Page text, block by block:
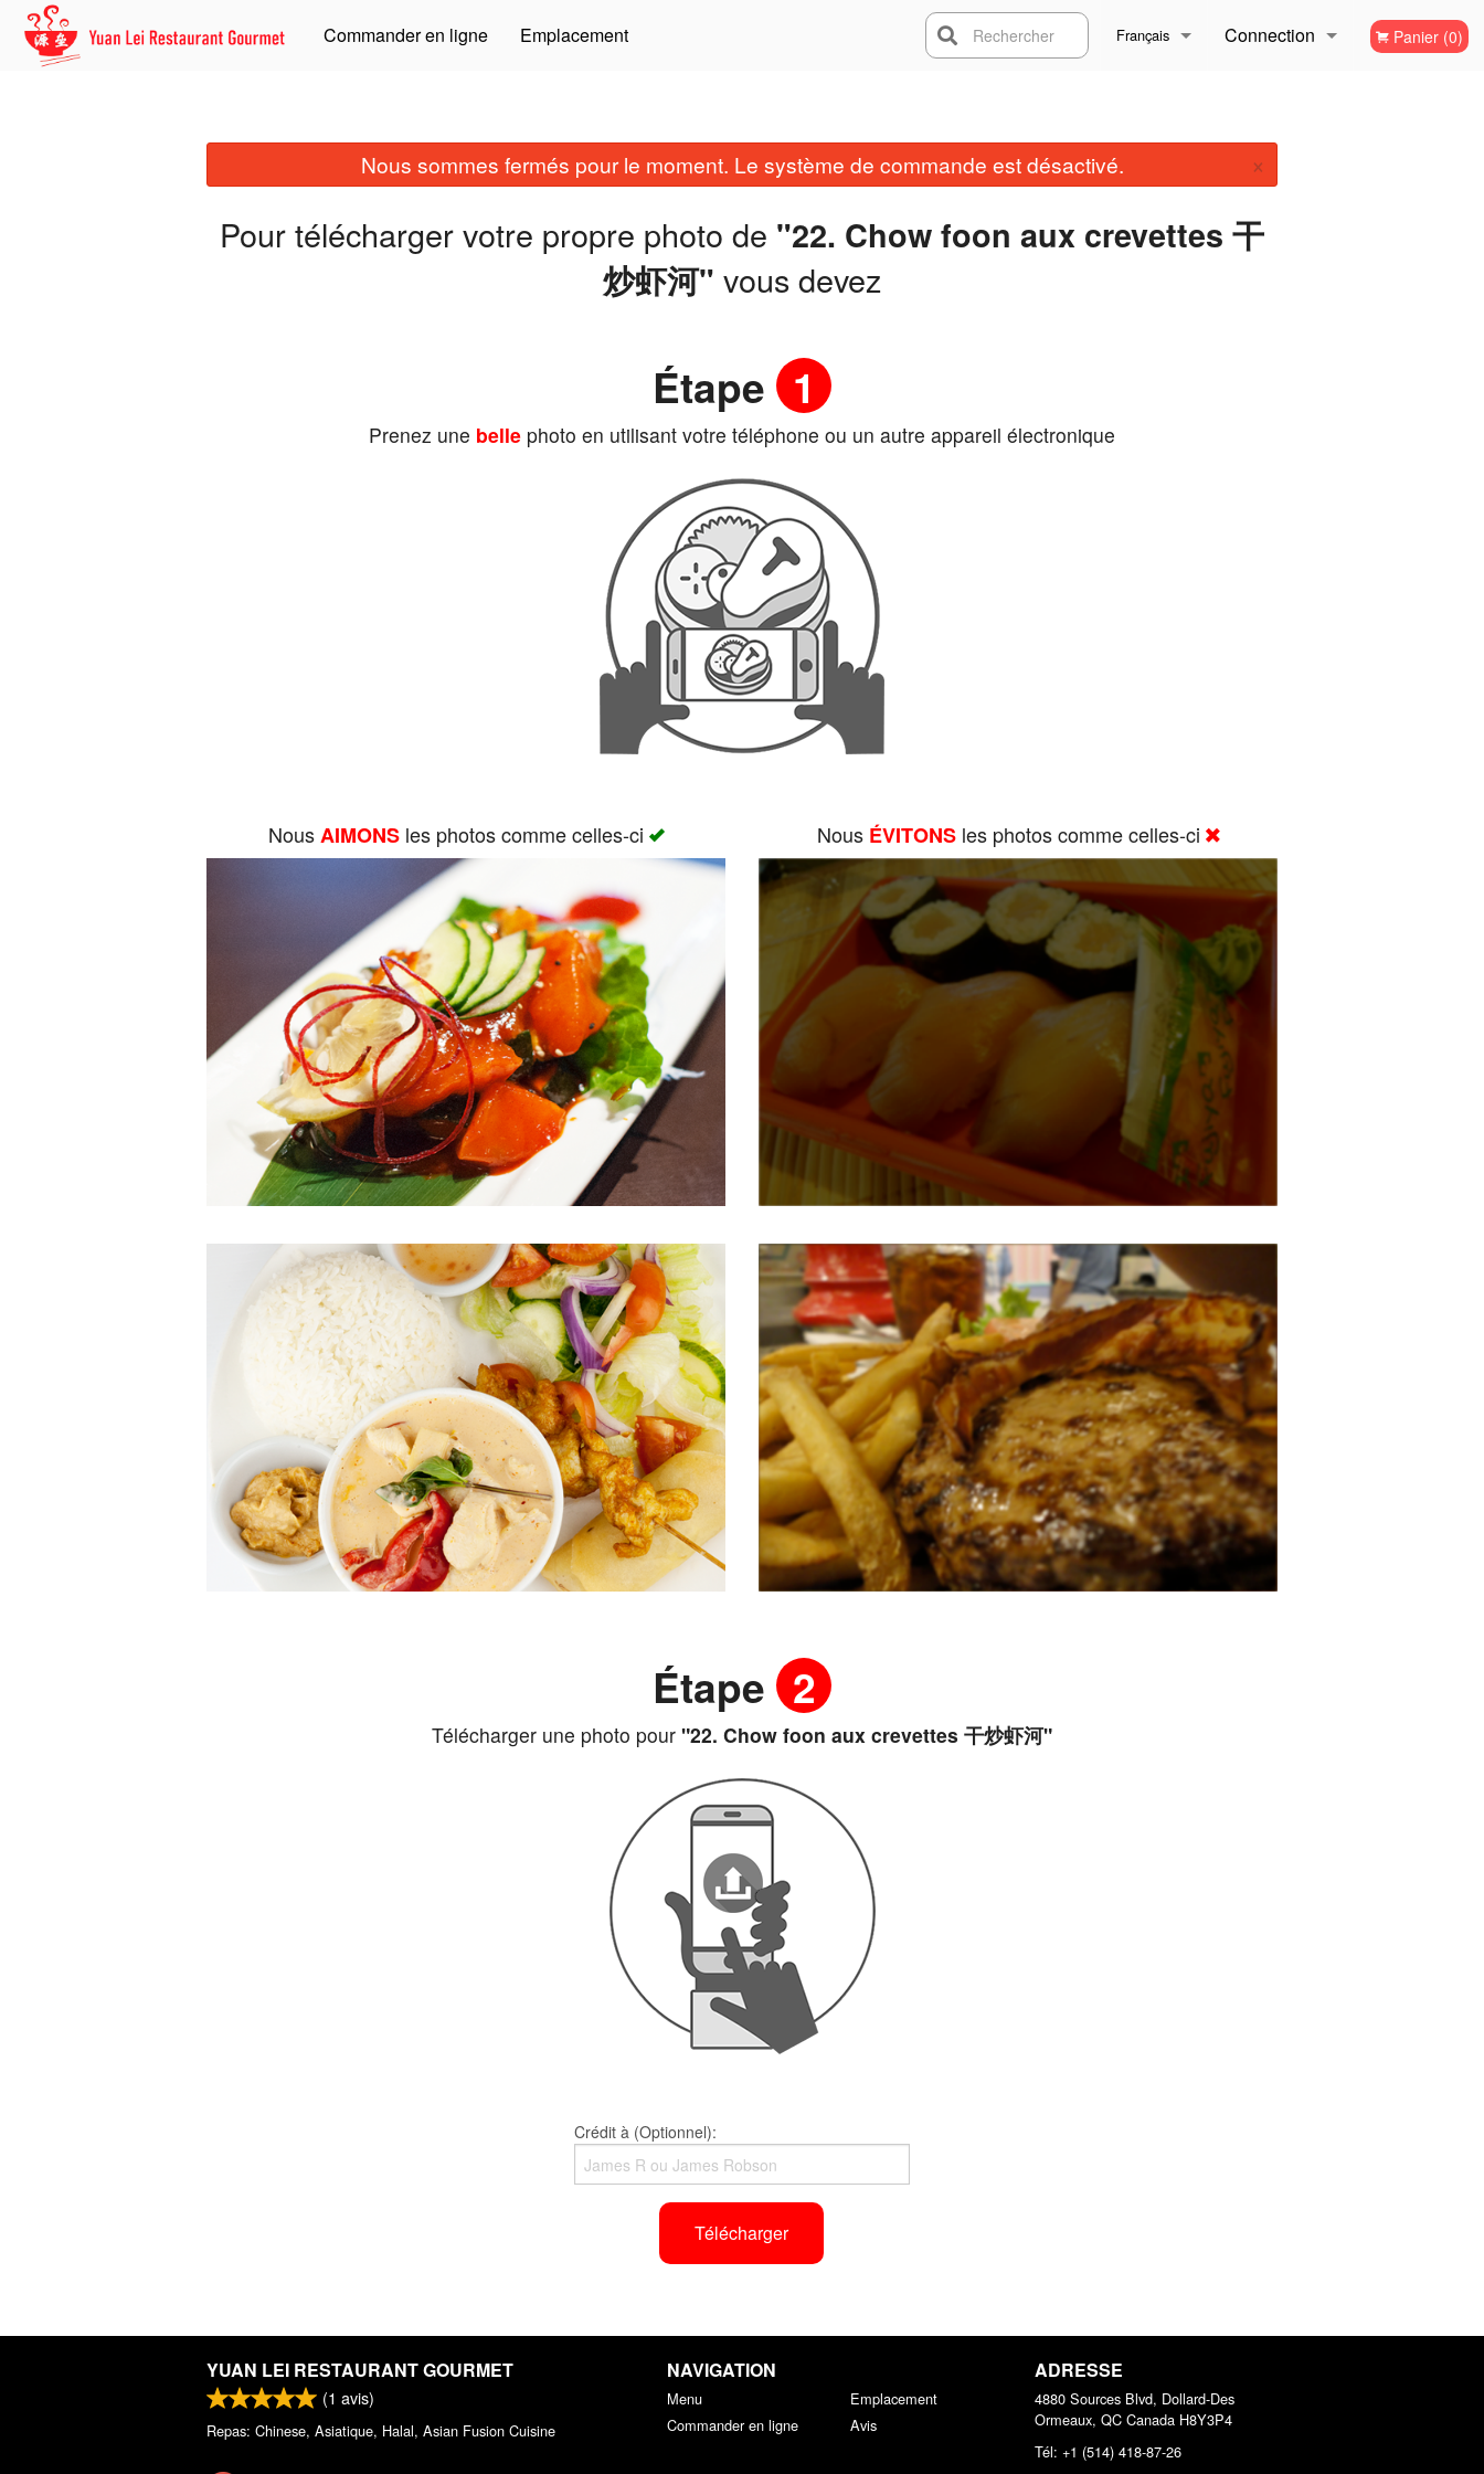
Commander en ligne Emplacement Français
English
Connection Panier (0)
Rechercher
Nous sommes fermés pour le moment. Le système de commande est désactivé. ×
Pour télécharger votre propre photo de "22. Chow foon aux crevettes 干
炒虾河" vous devez
Étape 1
Prenez une belle photo en utilisant votre téléphone ou un autre appareil électronique
NousAIMONSles photos comme celles-ci Nous ÉVITONSles photos comme celles-ci
Étape 2
Télécharger une photo pour "22. Chow foon aux crevettes 干炒虾河"
Crédit à (Optionnel):
Télécharger
YUAN LEI RESTAURANT GOURMET
(1 avis)
Repas: Chinese, Asiatique, Halal, Asian Fusion Cuisine
NAVIGATION
Menu
Commander en ligne
Emplacement
Avis
ADRESSE
4880 Sources Blvd, Dollard-Des
Ormeaux, QC Canada H8Y3P4
Tél: +1 (514) 418-87-26